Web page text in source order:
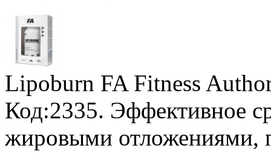
Lipoburn FA Fitness
Код:2335. Эффективное
жировыми отложениями,